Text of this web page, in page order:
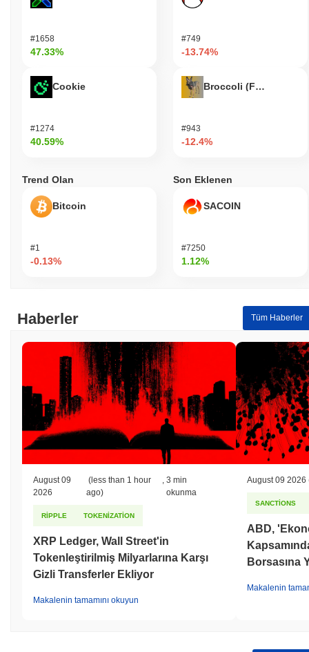
#1658
47.33%
Cookie
#1274
40.59%
#749
-13.74%
Broccoli
#943
-12.4%
Trend Olan
Bitcoin
#1
-0.13%
Son Eklenen
SACOIN
#7250
1.12%
Haberler Tüm Haberler
August 09
2026
(less than 1 hour
ago)
3 min
okunma
RIPPLE TOKENIZATION
XRP Ledger, Wall Street'in
Tokenleştirilmiş Milyarlarına Karşı
Gizli Transferler Ekliyor
Makalenin tamamını okuyun
August 09 2026
SANCTIONS
ABD,
Borsasına
Makalenin